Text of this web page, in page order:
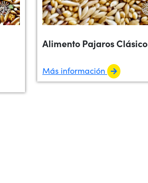
Alimento Pajaros Clásico
Más información